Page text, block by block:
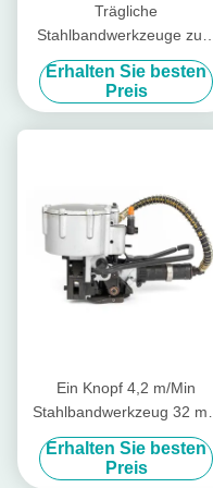
Trägliche
Stahlbandwerkzeuge zum
Bündeln von Stahlspulen,
einfach zu bedienen
Erhalten Sie besten
Preis
Ein Knopf 4,2 m/Min
Stahlbandwerkzeug 32 mm
Band Pneumatische
Stahlbandmaschine
Erhalten Sie besten
Preis